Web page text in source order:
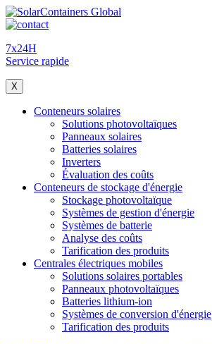
7x24H
Service rapide
X
Conteneurs solaires
Solutions photovoltaïques
Panneaux solaires
Batteries solaires
Inverters
Évaluation des coûts
Conteneurs de stockage d'énergie
Stockage photovoltaïque
Systèmes de gestion d'énergie
Systèmes de batterie
Analyse des coûts
Tarification des produits
Centrales électriques mobiles
Solutions solaires portables
Panneaux photovoltaïques
Batteries lithium-ion
Systèmes de conversion d'énergie
Tarification des produits